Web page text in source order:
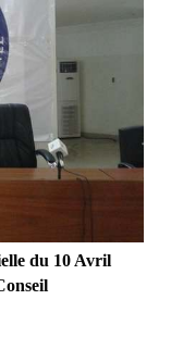
du 10 Avril